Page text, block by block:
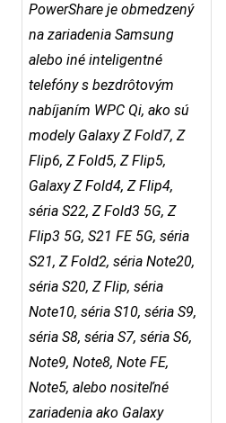
PowerShare je obmedzený
na zariadenia Samsung
alebo iné inteligentné
telefóny s bezdrôtovým
nabíjaním WPC Qi, ako sú
modely Galaxy Z Fold7, Z
Flip6, Z Fold5, Z Flip5,
Galaxy Z Fold4, Z Flip4,
séria S22, Z Fold3 5G, Z
Flip3 5G, S21 FE 5G, séria
S21, Z Fold2, séria Note20,
séria S20, Z Flip, séria
Note10, séria S10, séria S9,
séria S8, séria S7, séria S6,
Note9, Note8, Note FE,
Note5, alebo nositeľné
zariadenia ako Galaxy